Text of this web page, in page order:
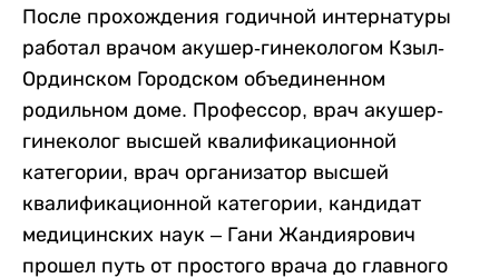
После прохождения годичной интернатуры
работал врачом акушер-гинекологом Кзыл-
Ординском Городском объединенном
родильном доме. Профессор, врач акушер-
гинеколог высшей квалификационной
категории, врач организатор высшей
квалификационной категории, кандидат
медицинских наук – Гани Жандиярович
прошел путь от простого врача до главного